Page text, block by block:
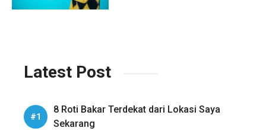
Latest Post
8 Roti Bakar Terdekat dari Lokasi Saya
Sekarang